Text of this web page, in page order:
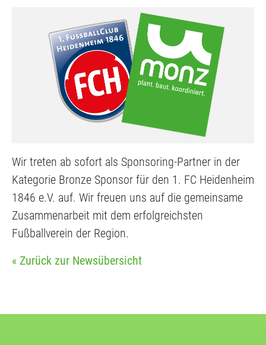
Wir treten ab sofort als Sponsoring-Partner in der
Kategorie Bronze Sponsor für den 1. FC Heidenheim
1846 e.V. auf. Wir freuen uns auf die gemeinsame
Zusammenarbeit mit dem erfolgreichsten
Fußballverein der Region.
« Zurück zur Newsübersicht